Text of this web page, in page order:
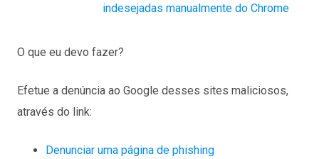
indesejadas manualmente do Chrome
O que eu devo fazer?
Efetue a denúncia ao Google desses sites maliciosos,
através do link:
Denunciar uma página de phishing